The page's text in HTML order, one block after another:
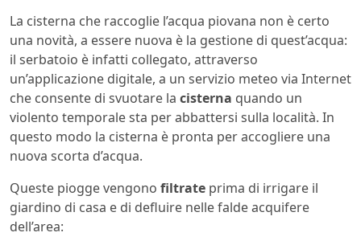
La cisterna che raccoglie l’acqua piovana non è certo
una novità, a essere nuova è la gestione di quest’acqua:
il serbatoio è infatti collegato, attraverso
un’applicazione digitale, a un servizio meteo via Internet
che consente di svuotare la cisterna quando un
violento temporale sta per abbattersi sulla località. In
questo modo la cisterna è pronta per accogliere una
nuova scorta d’acqua.
Queste piogge vengono filtrate prima di irrigare il
giardino di casa e di defluire nelle falde acquifere
dell’area: